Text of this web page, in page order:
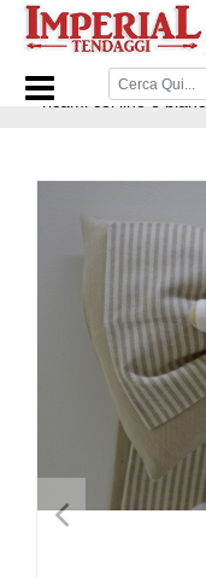
Home Page/Emy
ricami col lino e
<